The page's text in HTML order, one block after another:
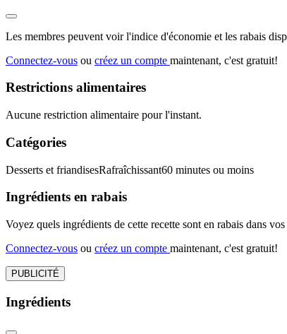
Les membres peuvent voir l'indice d'économie et les rabais
Connectez-vous ou créez un compte maintenant, c'est gratuit!
Restrictions alimentaires
Aucune restriction alimentaire pour l'instant.
Catégories
Desserts et friandisesRafraîchissant60 minutes ou moins
Ingrédients en rabais
Voyez quels ingrédients de cette recette sont en rabais dans
Connectez-vous ou créez un compte maintenant, c'est gratuit!
PUBLICITÉ
Ingrédients